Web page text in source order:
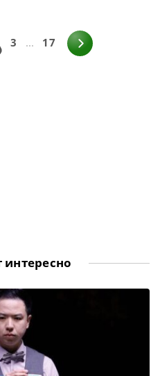
городе Нанкин, в
3 ... 17
интересно